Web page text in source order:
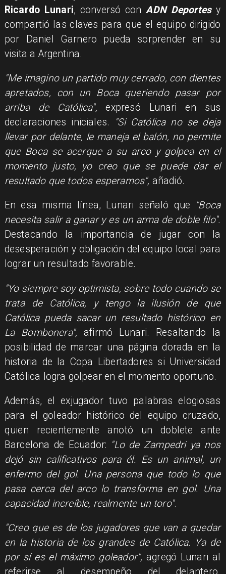
Ricardo Lunari, conversó conADN Deportesy
compartió las claves para que el equipo dirigido
por Daniel Garnero pueda sorprender en su
visita a Argentina.
"Me imagino un partido muy cerrado, con dientes
apretados, con un Boca queriendo pasar por
arriba de Católica", expresó Lunari en sus
declaraciones iniciales.
"Si Católica no se deja
llevar por delante, le maneja el balón, no permite
que Boca se acerque a su arco y golpea en el
momento justo, yo creo que se puede dar el
resultado que todos esperamos", añadió.
En esa misma línea, Lunari señaló que
"Boca
necesita salir a ganar y es un arma de doble filo".
Destacando la importancia de jugar con la
desesperación y obligación del equipo local para
lograr un resultado favorable.
"Yo siempre soy optimista, sobre todo cuando se
trata de Católica, y tengo la ilusión de que
Católica pueda sacar un resultado histórico en
La Bombonera", afirmó Lunari. Resaltando la
posibilidad de marcar una página dorada en la
historia de la Copa Libertadores si Universidad
Católica logra golpear en el momento oportuno.
Además, el exjugador tuvo palabras elogiosas
para el goleador histórico del equipo cruzado,
quien recientemente anotó un doblete ante
Barcelona de Ecuador: "Lo de Zampedri ya nos
dejó sin calificativos para él. Es un animal, un
enfermo del gol. Una persona que todo lo que
pasa cerca del arco lo transforma en gol. Una
capacidad increíble, realmente un toro".
"Creo que es de los jugadores que van a quedar
en la historia de los grandes de Católica. Ya de
por sí es el máximo goleador", agregó Lunari al